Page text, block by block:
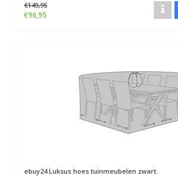
€149,95
€96,95
ebuy24Luksus hoes tuinmeubelen zwart.